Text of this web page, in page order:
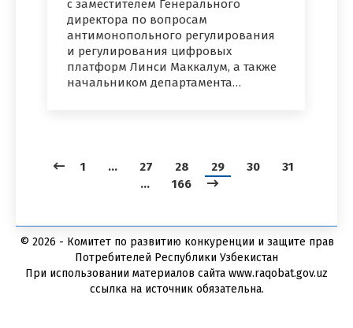
с заместителем Генерального
директора по вопросам
антимонопольного регулирования
и регулирования цифровых
платформ Линси Маккалум, а также
начальником департамента…
1 … 27 28 29 30
31
…
166
© 2026 - Комитет по развитию конкуренции и защите прав
Потребителей Республики Узбекистан
При использовании материалов сайта www.raqobat.gov.uz
ссылка на источник обязательна.